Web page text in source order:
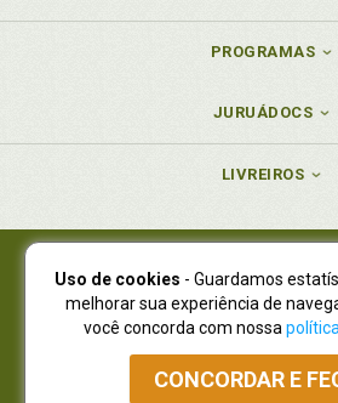
PROGRAMAS
JURUÁDOCS
LIVREIROS
Juruá Editora Ltda., CNPJ
Juruá Informática Ltda., CNPJ
NOVO ENDEREÇO:R. Flávio Dallegrave,
Curitiba - Paraná - CEP
Atendimento: (41) 4009-3900|Vendas
Uso de cookies - Guardamos
melhorar sua experiência de
você concorda com nossa
CONCORDAR E